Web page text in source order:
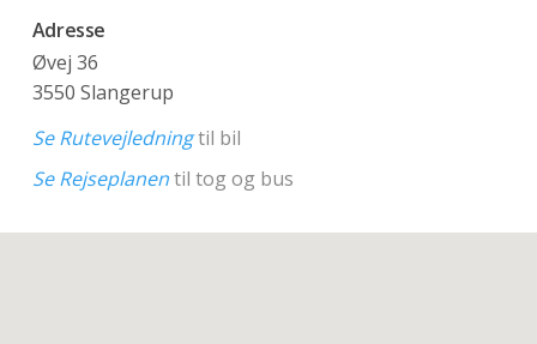
Adresse
Øvej 36
3550 Slangerup
Se Rutevejledningtil bil
Se Rejseplanentil tog og bus